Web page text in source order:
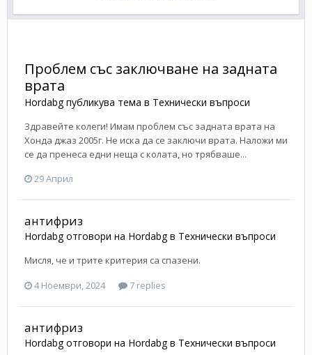
Проблем със заключване на задната
врата
Hordabgпубликува тема в Технически въпроси
Здравейте колеги! Имам проблем със задната врата на
Хонда джаз 2005г. Не иска да се заключи врата. Наложи ми
се да пренеса едни неща с колата, но трябваше...
29 Април
антифриз
Hordabgотговори на Hordabgв Технически въпроси
Мисля, че и трите критерия са спазени.
4 Ноември, 2024
7 replies
антифриз
Hordabgотговори на Hordabgв Технически въпроси